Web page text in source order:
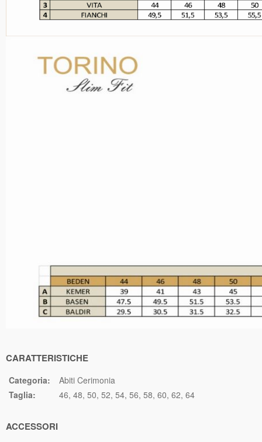
CARATTERISTICHE
Categoria:
Abiti Cerimonia
Taglia:
46 48 50 52 54 56 58 60 62 64
ACCESSORI